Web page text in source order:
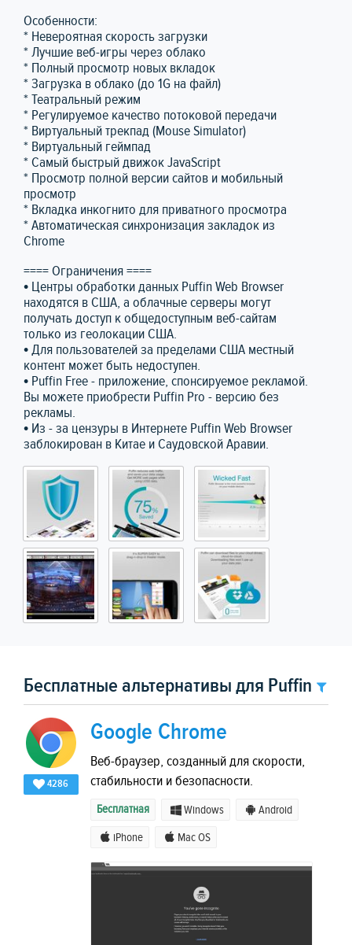
Особенности:
* Невероятная скорость загрузки
* Лучшие веб-игры через облако
* Полный просмотр новых вкладок
* Загрузка в облако (до 1G на файл)
* Театральный режим
* Регулируемое качество потоковой передачи
* Виртуальный трекпад (Mouse Simulator)
* Виртуальный геймпад
* Самый быстрый движок JavaScript
* Просмотр полной версии сайтов и мобильный
просмотр
* Вкладка инкогнито для приватного просмотра
* Автоматическая синхронизация закладок из
Chrome
==== Ограничения ====
• Центры обработки данных Puffin Web Browser
находятся в США, а облачные серверы могут
получать доступ к общедоступным веб-сайтам
только из геолокации США.
• Для пользователей за пределами США местный
контент может быть недоступен.
• Puffin Free - приложение, спонсируемое рекламой.
Вы можете приобрести Puffin Pro - версию без
рекламы.
• Из - за цензуры в Интернете Puffin Web Browser
заблокирован в Китае и Саудовской Аравии.
Бесплатные альтернативы для Puffin
4286
Google Chrome
Веб-браузер, созданный для скорости,
стабильности и безопасности.
Бесплатная Windows Android
iPhone Mac OS